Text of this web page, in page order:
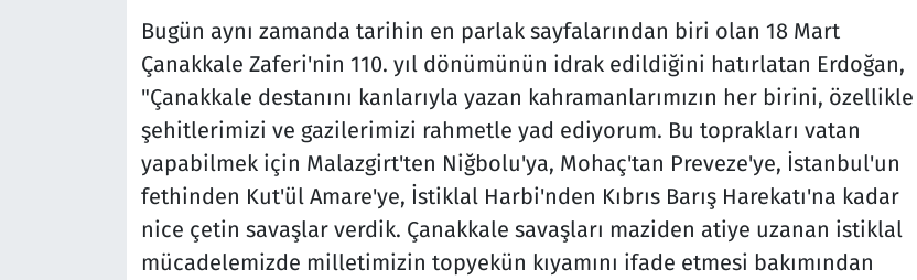
Bugün aynı zamanda tarihin en parlak sayfalarından biri olan 18 Mart
Çanakkale Zaferi'nin 110. yıl dönümünün idrak edildiğini hatırlatan Erdoğan,
"Çanakkale destanını kanlarıyla yazan kahramanlarımızın her birini, özellikle
şehitlerimizi ve gazilerimizi rahmetle yad ediyorum. Bu toprakları vatan
yapabilmek için Malazgirt'ten Niğbolu'ya, Mohaç'tan Preveze'ye, İstanbul'un
fethinden Kut'ül Amare'ye, İstiklal Harbi'nden Kıbrıs Barış Harekatı'na kadar
nice çetin savaşlar verdik. Çanakkale savaşları maziden atiye uzanan istiklal
mücadelemizde milletimizin topyekün kıyamını ifade etmesi bakımından